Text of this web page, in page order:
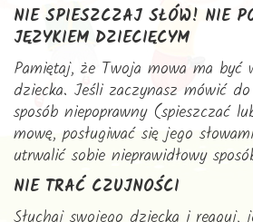
NIE SPIESZCZAJ SŁÓW! NIE
JĘZYKIEM DZIECIĘCYM
Pamiętaj, że Twoja mowa ma być
dziecka. Jeśli zaczynasz mówić
sposób niepoprawny (spieszczać
mowę, posługiwać się jego
utrwalić sobie nieprawidłowy
NIE TRAĆ CZUJNOŚCI